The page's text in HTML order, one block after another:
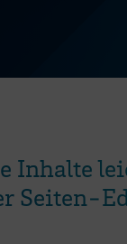
Inhalte
Seiten-